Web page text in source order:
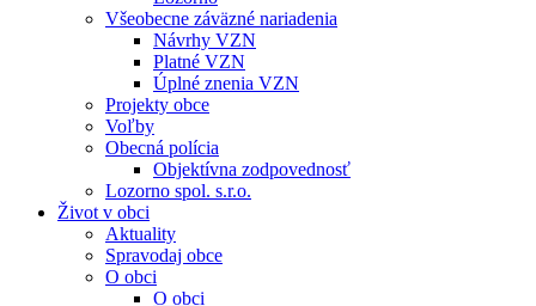
Všeobecne záväzné nariadenia
Návrhy VZN
Platné VZN
Úplné znenia VZN
Projekty obce
Voľby
Obecná polícia
Objektívna zodpovednosť
Lozorno spol. s.r.o.
Život v obci
Aktuality
Spravodaj obce
O obci
O obci